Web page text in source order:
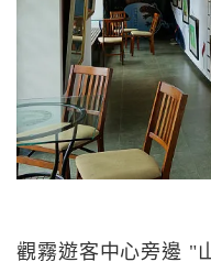
觀霧遊客中心旁邊 "